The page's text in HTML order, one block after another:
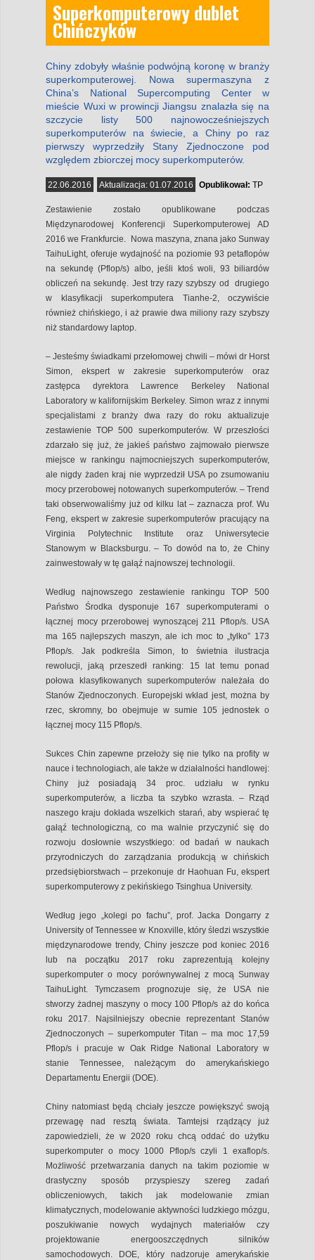
Superkomputerowy dublet
Chińczyków
Chiny zdobyły właśnie podwójną koronę w branży
superkomputerowej. Nowa supermaszyna z
China’s National Supercomputing Center w
mieście Wuxi w prowincji Jiangsu znalazła się na
szczycie listy 500 najnowocześniejszych
superkomputerów na świecie, a Chiny po raz
pierwszy wyprzedziły Stany Zjednoczone pod
względem zbiorczej mocy superkomputerów.
22.06.2016 Aktualizacja: 01.07.2016 Opublikował: TP
Zestawienie zostało opublikowane podczas
Międzynarodowej Konferencji Superkomputerowej AD
2016 we Frankfurcie. Nowa maszyna, znana jako Sunway
TaihuLight, oferuje wydajność na poziomie 93 petaflopów
na sekundę (Pflop/s) albo, jeśli ktoś woli, 93 biliardów
obliczeń na sekundę. Jest trzy razy szybszy od drugiego
w klasyfikacji superkomputera Tianhe-2, oczywiście
również chińskiego, i aż prawie dwa miliony razy szybszy
niż standardowy laptop.
– Jesteśmy świadkami przełomowej chwili – mówi dr Horst
Simon, ekspert w zakresie superkomputerów oraz
zastępca dyrektora Lawrence Berkeley National
Laboratory w kalifornijskim Berkeley. Simon wraz z innymi
specjalistami z branży dwa razy do roku aktualizuje
zestawienie TOP 500 superkomputerów. W przeszłości
zdarzało się już, że jakieś państwo zajmowało pierwsze
miejsce w rankingu najmocniejszych superkomputerów,
ale nigdy żaden kraj nie wyprzedził USA po zsumowaniu
mocy przerobowej notowanych superkomputerów. – Trend
taki obserwowaliśmy już od kilku lat – zaznacza prof. Wu
Feng, ekspert w zakresie superkomputerów pracujący na
Virginia Polytechnic Institute oraz Uniwersytecie
Stanowym w Blacksburgu. – To dowód na to, że Chiny
zainwestowały w tę gałąź najnowszej technologii.
Według najnowszego zestawienie rankingu TOP 500
Państwo Środka dysponuje 167 superkomputerami o
łącznej mocy przerobowej wynoszącej 211 Pflop/s. USA
ma 165 najlepszych maszyn, ale ich moc to „tylko” 173
Pflop/s. Jak podkreśla Simon, to świetnia ilustracja
rewolucji, jaką przeszedł ranking: 15 lat temu ponad
połowa klasyfikowanych superkomputerów należała do
Stanów Zjednoczonych. Europejski wkład jest, można by
rzec, skromny, bo obejmuje w sumie 105 jednostek o
łącznej mocy 115 Pflop/s.
Sukces Chin zapewne przełoży się nie tylko na profity w
nauce i technologiach, ale także w działalności handlowej:
Chiny już posiadają 34 proc. udziału w rynku
superkomputerów, a liczba ta szybko wzrasta. – Rząd
naszego kraju dokłada wszelkich starań, aby wspierać tę
gałąź technologiczną, co ma walnie przyczynić się do
rozwoju dosłownie wszystkiego: od badań w naukach
przyrodniczych do zarządzania produkcją w chińskich
przedsiębiorstwach – przekonuje dr Haohuan Fu, ekspert
superkomputerowy z pekińskiego Tsinghua University.
Według jego „kolegi po fachu”, prof. Jacka Dongarry z
University of Tennessee w Knoxville, który śledzi wszystkie
międzynarodowe trendy, Chiny jeszcze pod koniec 2016
lub na początku 2017 roku zaprezentują kolejny
superkomputer o mocy porównywalnej z mocą Sunway
TaihuLight. Tymczasem prognozuje się, że USA nie
stworzy żadnej maszyny o mocy 100 Pflop/s aż do końca
roku 2017. Najsilniejszy obecnie reprezentant Stanów
Zjednoczonych – superkomputer Titan – ma moc 17,59
Pflop/s i pracuje w Oak Ridge National Laboratory w
stanie Tennessee, należącym do amerykańskiego
Departamentu Energii (DOE).
Chiny natomiast będą chciały jeszcze powiększyć swoją
przewagę nad resztą świata. Tamtejsi rządzący już
zapowiedzieli, że w 2020 roku chcą oddać do użytku
superkomputer o mocy 1000 Pflop/s czyli 1 exaflop/s.
Możliwość przetwarzania danych na takim poziomie w
drastyczny sposób przyspieszy szereg zadań
obliczeniowych, takich jak modelowanie zmian
klimatycznych, modelowanie aktywności ludzkiego mózgu,
poszukiwanie nowych wydajnych materiałów czy
projektowanie energooszczędnych silników
samochodowych. DOE, który nadzoruje amerykańskie